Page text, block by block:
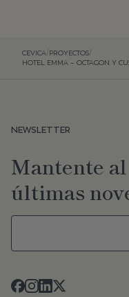
CEVICA/PROYECTOS/
HOTEL EMMA – OCTAGON Y
NEWSLETTER
Mantente
últimas